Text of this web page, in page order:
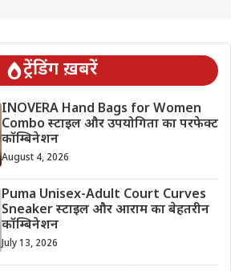
ट्रेंडिंग ख़बरें
INOVERA Hand Bags for Women
Combo स्टाइल और उपयोगिता का परफेक्ट
कॉम्बिनेशन
August 4, 2026
Puma Unisex-Adult Court Curves
Sneaker स्टाइल और आराम का बेहतरीन
कॉम्बिनेशन
July 13, 2026